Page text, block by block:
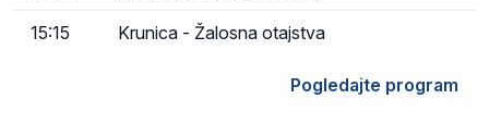
15:15 Krunica - Žalosna otajstva
Pogledajte program